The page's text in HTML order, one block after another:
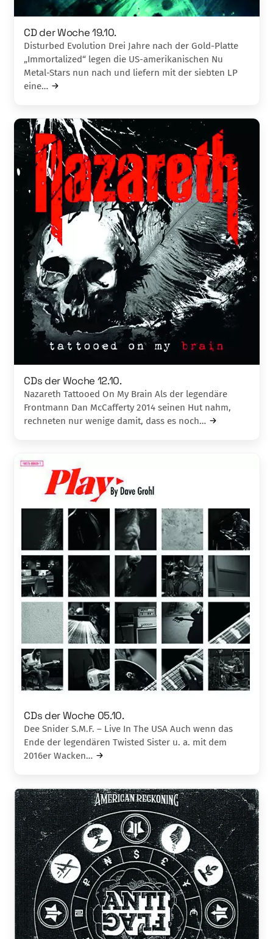
CD der Woche 19.10.
Disturbed Evolution Drei Jahre nach der Gold-Platte
„Immortali­zed“­ legen die US-amerikanischen Nu
Metal-Stars nun nach und liefern mit der siebten LP
eine…
CDs der Woche 12.10.
Nazareth Tattooed On My Brain Als der legendäre
Frontmann Dan McCafferty 2014 seinen Hut nahm,
rechneten nur wenige damit, dass es noch…
CDs der Woche 05.10.
Dee Snider S.M.F. – Live In The USA Auch wenn das
Ende der legendären Twisted Sister u. a. mit dem
2016er Wacken…